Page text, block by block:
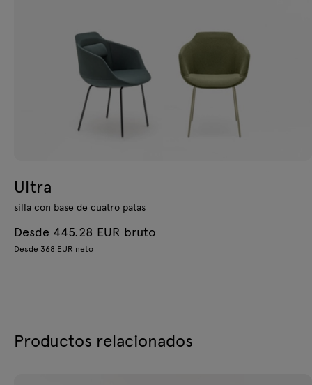
Ultra
silla con base de cuatro patas
Desde 445.28 EUR bruto
Desde 368 EUR neto
Productos relacionados